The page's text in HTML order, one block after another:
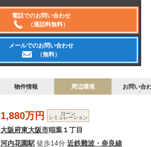
電話でのお問い合わせ
（通話料無料）
メールでのお問い合わせ
（無料）
物件情報 周辺環境 お問い合
1,880万円 ローン
シミュレーション
大阪府東大阪市稲葉１丁目
河内花園駅 徒歩14分 近鉄難波・奈良線